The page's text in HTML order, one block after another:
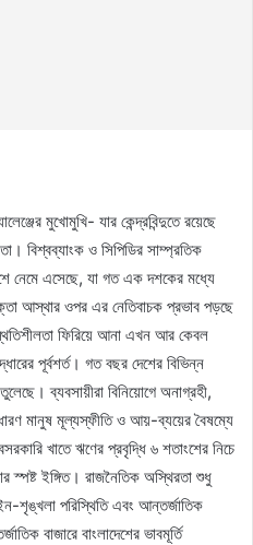
মুখোমুখি- যার কেন্দ্রবিন্দুতে রয়েছে
বিশ্বব্যাংক ও সিপিডির সাম্প্রতিক
নেমে এসেছে, যা গত এক দশকের মধ্যে
আস্থার ওপর এর নেতিবাচক প্রভাব পড়ছে
ফিরিয়ে আনা এখন আর কেবল
পূর্বশর্ত। গত বছর দেশের বিভিন্ন
ব্যবসায়ীরা বিনিয়োগে অনাগ্রহী,
মানুষ মূল্যস্ফীতি ও আয়-ব্যয়ের বৈষম্যে
খাতে ঋণের প্রবৃদ্ধি ৬ শতাংশের নিচে
স্পষ্ট ইঙ্গিত। রাজনৈতিক অস্থিরতা শুধু
শৃঙ্খলা পরিস্থিতি এবং আন্তর্জাতিক
বাজারে বাংলাদেশের ভাবমূর্তি